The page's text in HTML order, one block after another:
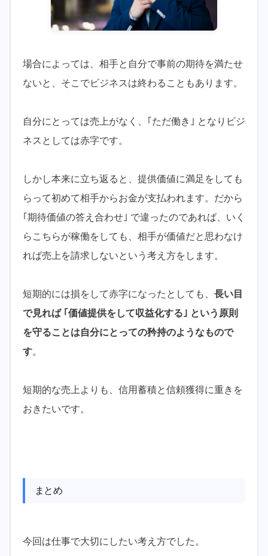
場合によっては、相手と自分で事前の期待を満たせ
ないと、そこでビジネスは終わることもあります。
自分にとっては売上がなく、｢ただ働き｣ となりビジ
ネスとしては赤字です。
しかし本来に立ち返ると、提供価値に満足をしても
らって初めて相手からお金が支払われます。だから
｢期待価値の答え合わせ｣ で違ったのであれば、いく
らこちらが稼働をしても、相手が価値だと思わなけ
れば売上を請求しないという考え方をします。
短期的には損をして赤字になったとしても、 長い目
で見れば ｢価値提供をして収益化する｣ という原則
を守ることは自分にとっての矜持のようなもので
す。
短期的な売上よりも、信用蓄積と信頼獲得に重きを
おきたいです。
まとめ
今回は仕事で大切にしたい考え方でした。